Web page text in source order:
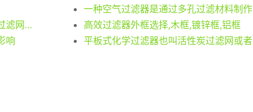
一种空气过滤器是通过多孔过滤材料制作
折叠式活性碳过滤器和折叠式活性碳过滤网用途及除臭性
高效过滤器外框选择,木框,镀锌框,铝框
响